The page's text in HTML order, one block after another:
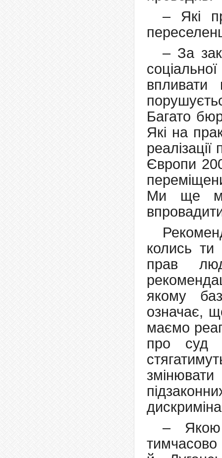
– Які
– За
Багато
Які на
Європи
Ми ще
колись ти
прав
якому
означає,
маємо
про суд
– Якою
тимчасово